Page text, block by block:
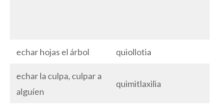
echar hojas el árbol quiollotia
echar la culpa, culpar a
alguíen
quimitlaxilia